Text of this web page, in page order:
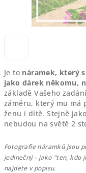
Je to náramek, který
jako dárek někomu,
základě Vašeho
záměru, který mu má
ženu i dítě. Stejně
nebudou na světě 2
Fotografie náramků jsou
jedinečný - jako "ten, kdo
najdete v popisu.